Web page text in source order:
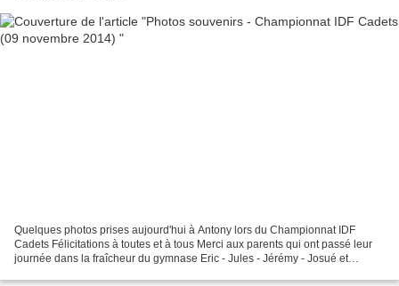
Quelques photos prises aujourd'hui à Antony lors du Championnat IDF
Cadets Félicitations à toutes et à tous Merci aux parents qui ont passé leur
journée dans la fraîcheur du gymnase Eric - Jules - Jérémy - Josué et